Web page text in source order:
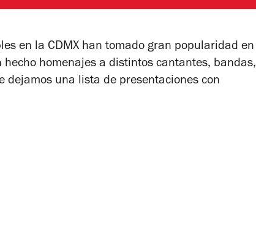
en la CDMX han tomado gran popularidad en
homenajes a distintos cantantes, bandas,
dejamos una lista de presentaciones con